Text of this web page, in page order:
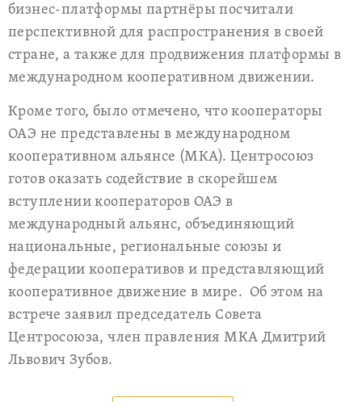
бизнес-платформы партнёры посчитали
перспективной для распространения в своей
стране, а также для продвижения платформы в
международном кооперативном движении.
Кроме того, было отмечено, что кооператоры
ОАЭ не представлены в международном
кооперативном альянсе (МКА). Центросоюз
готов оказать содействие в скорейшем
вступлении кооператоров ОАЭ в
международный альянс, объединяющий
национальные, региональные союзы и
федерации кооперативов и представляющий
кооперативное движение в мире. Об этом на
встрече заявил председатель Совета
Центросоюза, член правления МКА Дмитрий
Львович Зубов.